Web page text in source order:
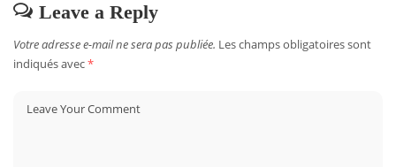
Leave a Reply
Votre adresse e-mail ne sera pas publiée. Les champs obligatoires sont
indiqués avec*